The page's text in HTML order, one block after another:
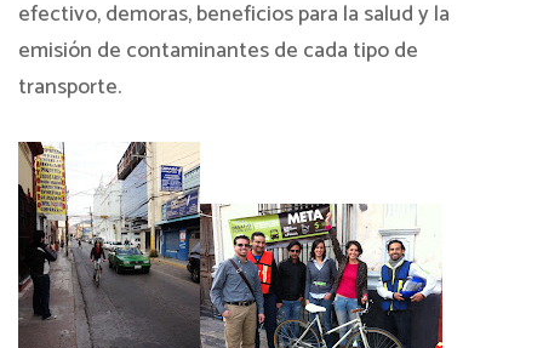
efectivo, demoras, beneficios para la salud y la
emisión de contaminantes de cada tipo de
transporte.